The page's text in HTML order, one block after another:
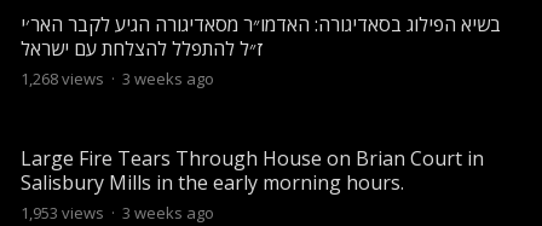
בשיא הפילוג בסאדיגורה: האדמו״ר מסאדיגורה הגיע לקבר האר׳י
ז״ל להתפלל להצלחת עם ישראל
1,268views · 3 weeks ago
Large Fire Tears Through House on Brian Court in
Salisbury Mills in the early morning hours.
1,953 views · 3 weeks ago